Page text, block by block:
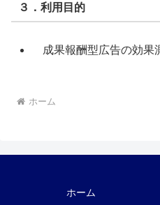
３．利用目的
成果報酬型広告の効果
ホーム
ホーム